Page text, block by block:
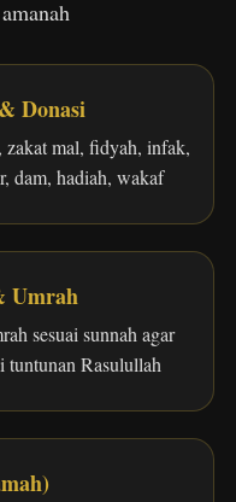
Donasi
mal, fidyah, infak,
dam, hadiah, wakaf
Umrah
sesuai sunnah agar
tuntunan Rasulullah